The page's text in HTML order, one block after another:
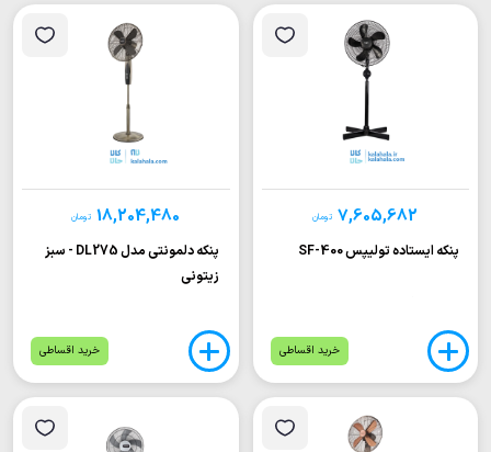
7,605,682 تومان
پنکه ایستاده تولیپس SF-400
خرید اقساطی
18,204,480 تومان
پنکه دلمونتی مدل DL275 - سبز
زیتونی
خرید اقساطی